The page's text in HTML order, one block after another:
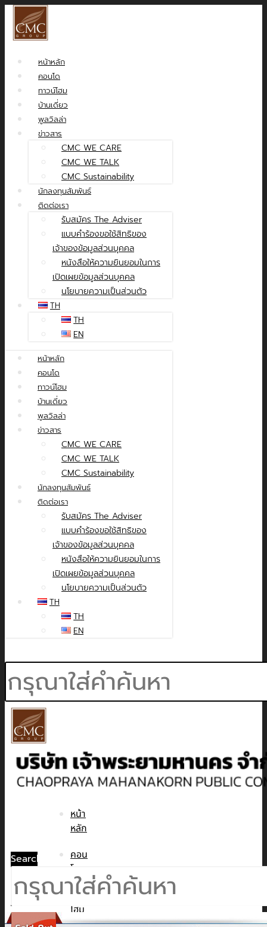
หน้าหลัก
คอนโด
ทาวน์โฮม
บ้านเดี่ยว
พูลวิลล่า
ข่าวสาร
CMC WE CARE
CMC WE TALK
CMC Sustainability
นักลงทุนสัมพันธ์
ติดต่อเรา
รับสมัคร The Adviser
แบบคำร้องขอใช้สิทธิของ
เจ้าของข้อมูลส่วนบุคคล
หนังสือให้ความยินยอมในการ
เปิดเผยข้อมูลส่วนบุคคล
นโยบายความเป็นส่วนตัว
TH
TH
EN
หน้าหลัก
คอนโด
ทาวน์โฮม
บ้านเดี่ยว
พูลวิลล่า
ข่าวสาร
CMC WE CARE
CMC WE TALK
CMC Sustainability
นักลงทุนสัมพันธ์
ติดต่อเรา
รับสมัคร The Adviser
แบบคำร้องขอใช้สิทธิของ
เจ้าของข้อมูลส่วนบุคคล
หนังสือให้ความยินยอมในการ
เปิดเผยข้อมูลส่วนบุคคล
นโยบายความเป็นส่วนตัว
TH
TH
EN
หน้า
หลัก
คอน
โด
ทาวน์
โฮม
Search